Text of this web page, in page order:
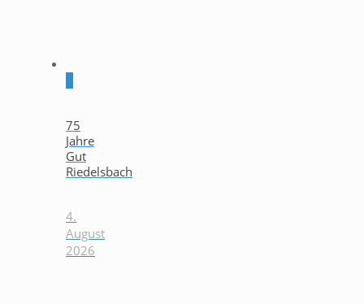
75
Jahre
Gut
Riedelsbach
4.
August
2026